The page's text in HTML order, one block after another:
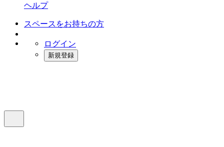
ヘルプ
スペースをお持ちの方
ログイン
新規登録